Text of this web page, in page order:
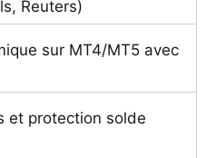
Reuters)
sur MT4/MT5 avec
et protection solde